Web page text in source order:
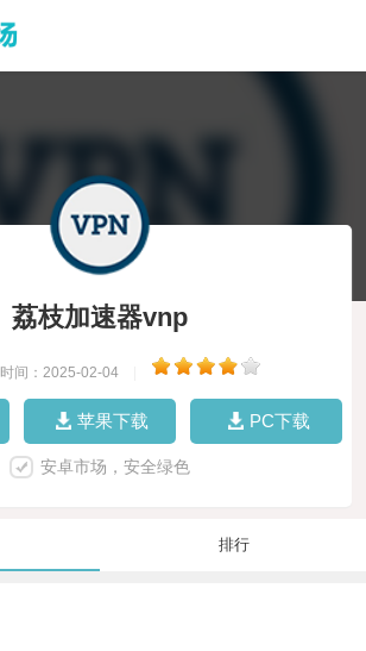
荔枝加速器vnp
时间：2025-02-04
苹果下载 PC下载
安卓市场，安全绿色
排行